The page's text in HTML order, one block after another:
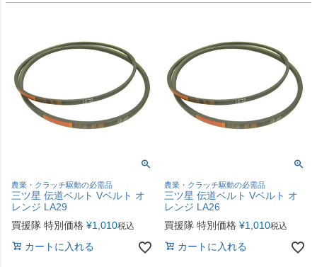
農業・クラッチ駆動の必需品
三ツ星 伝道ベルト Vベルト オ
レンジ LA29
買援隊 特別価格 ¥1,010税込
カートに入れる
農業・クラッチ駆動の必需品
三ツ星 伝道ベルト Vベルト オ
レンジ LA26
買援隊 特別価格 ¥1,010税込
カートに入れる